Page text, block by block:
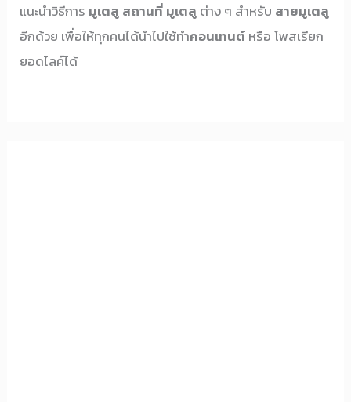
แนะนำวิธีการ มูเตลู สถานที่ มูเตลู ต่าง ๆ สำหรับ สายมูเตลู
อีกด้วย เพื่อให้ทุกคนได้นำไปใช้ทำคอนเทนต์ หรือ โพสเรียก
ยอดไลค์ได้